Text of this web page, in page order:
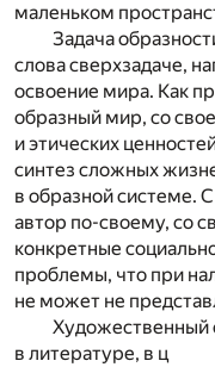
маленьком
Задача
слова сверхзадаче,
освоение мира. Как
образный мир, со
и этических
синтез сложных
в образной системе.
автор по-своему, со
конкретные
проблемы, что при
не может не
Художественный
в литературе, в ц